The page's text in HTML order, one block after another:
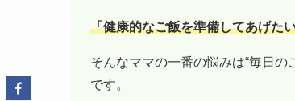
「健康的なご飯を準備してあげた
そんなママの一番の悩みは“毎日
です。